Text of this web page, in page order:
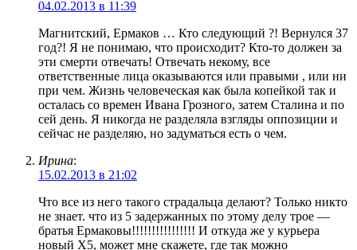
04.02.2013 в 11:39
Магнитский, Ермаков … Кто следующий ?! Вернулся 37
год?! Я не понимаю, что происходит? Кто-то должен за
эти смерти отвечать! Отвечать некому, все
ответственные лица оказываются или правыми , или ни
при чем. Жизнь человеческая как была копейкой так и
осталась со времен Ивана Грозного, затем Сталина и по
сей день. Я никогда не разделяла взгляды оппозиции и
сейчас не разделяю, но задуматься есть о чем.
Ирина:
15.02.2013 в 21:02
Что все из него такого страдальца делают? Только никто
не знает. что из 5 задержанных по этому делу трое —
братья Ермаковы!!!!!!!!!!!!!!!! И откуда же у курьера
новый Х5, может мне скажете, где так можно